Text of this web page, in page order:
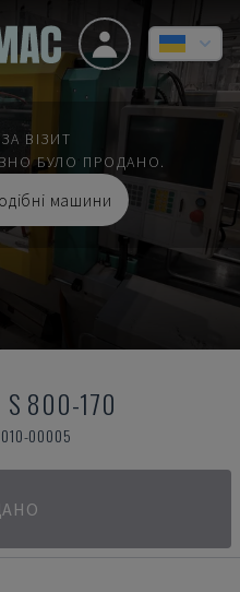
ВІЗИТ
БУЛО ПРОДАНО.
машини
800-170
00005